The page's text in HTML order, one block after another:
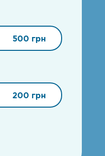
500 грн
200 грн